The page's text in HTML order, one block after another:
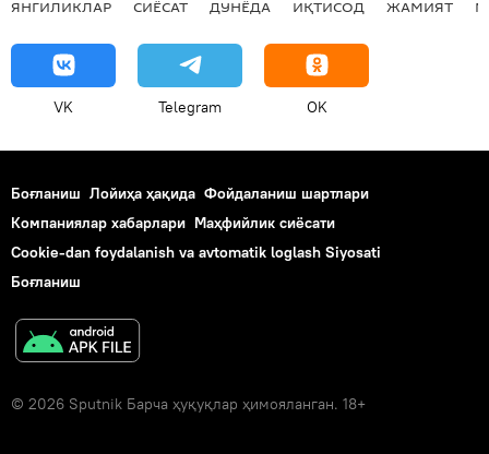
ЯНГИЛИКЛАР СИЁСАТ ДУНЁДА ИҚТИСОД ЖАМИЯТ
VK Telegram OK
Боғланиш Лойиҳа ҳақида Фойдаланиш шартлари
Компаниялар хабарлари Маҳфийлик сиёсати
Cookie-dan foydalanish va avtomatik loglash Siyosati
Боғланиш
© 2026 Sputnik Барча ҳуқуқлар ҳимояланган. 18+